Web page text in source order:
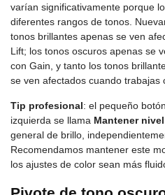
varían significativamente porque
diferentes rangos de tonos.
tonos brillantes apenas se ven
Lift; los tonos oscuros apenas se
con Gain, y tanto los tonos
se ven afectados cuando trabajas
Tip profesional: el pequeño
izquierda se llama Mantener
general de brillo,
Recomendamos mantener este
los ajustes de color sean más